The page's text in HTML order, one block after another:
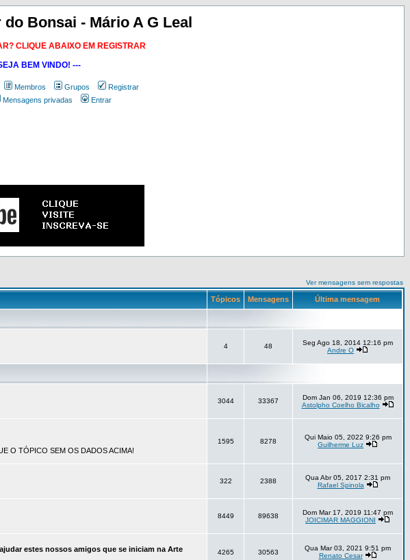
do Bonsai - Mário A G Leal
CLIQUE ABAIXO EM REGISTRAR
BEM VINDO! ---
Membros Grupos
Registrar
Mensagens privadas Entrar
Ver mensagens sem respostas
Tópicos Mensagens Última mensagem
4 48
Seg Ago 18, 2014 12:16 pm
Andre O
3044 33367
Dom Jan 06, 2019 12:36 pm
Astolpho Coelho Bicalho
O TÓPICO SEM OS DADOS ACIMA!
1595 8278
Qui Maio 05, 2022 9:26 pm
Guilherme Luz
322 2388
Qua Abr 05, 2017 2:31 pm
Rafael Spinola
8449 89638
Dom Mar 17, 2019 11:47 pm
JOICIMAR MAGGIONI
estes nossos amigos que se iniciam na Arte
4265 30563
Qua Mar 03, 2021 9:51 pm
Renato Cesar